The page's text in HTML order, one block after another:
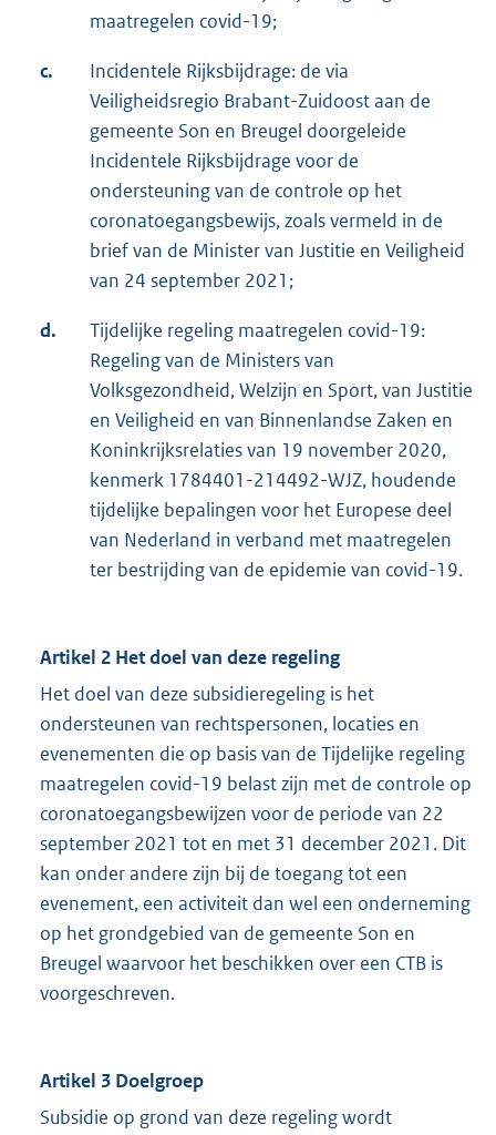
maatregelen covid-19;
c.
Incidentele Rijksbijdrage: de via
Veiligheidsregio Brabant-Zuidoost aan de
gemeente Son en Breugel doorgeleide
Incidentele Rijksbijdrage voor de
ondersteuning van de controle op het
coronatoegangsbewijs, zoals vermeld in de
brief van de Minister van Justitie en Veiligheid
van 24 september 2021;
d.
Tijdelijke regeling maatregelen covid-19:
Regeling van de Ministers van
Volksgezondheid, Welzijn en Sport, van Justitie
en Veiligheid en van Binnenlandse Zaken en
Koninkrijksrelaties van 19 november 2020,
kenmerk 1784401-214492-WJZ, houdende
tijdelijke bepalingen voor het Europese deel
van Nederland in verband met maatregelen
ter bestrijding van de epidemie van covid-19.
Artikel 2 Het doel van deze regeling
Het doel van deze subsidieregeling is het
ondersteunen van rechtspersonen, locaties en
evenementen die op basis van de Tijdelijke regeling
maatregelen covid-19 belast zijn met de controle op
coronatoegangsbewijzen voor de periode van 22
september 2021 tot en met 31 december 2021. Dit
kan onder andere zijn bij de toegang tot een
evenement, een activiteit dan wel een onderneming
op het grondgebied van de gemeente Son en
Breugel waarvoor het beschikken over een CTB is
voorgeschreven.
Artikel 3 Doelgroep
Subsidie op grond van deze regeling wordt